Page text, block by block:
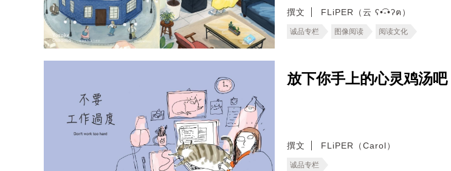
撰文 FLiPER（云 ʕ•͡-•ʔฅ）
诚品专栏 图像阅读 阅读文化
放下你手上的心灵鸡汤
撰文 FLiPER（Carol）
诚品专栏